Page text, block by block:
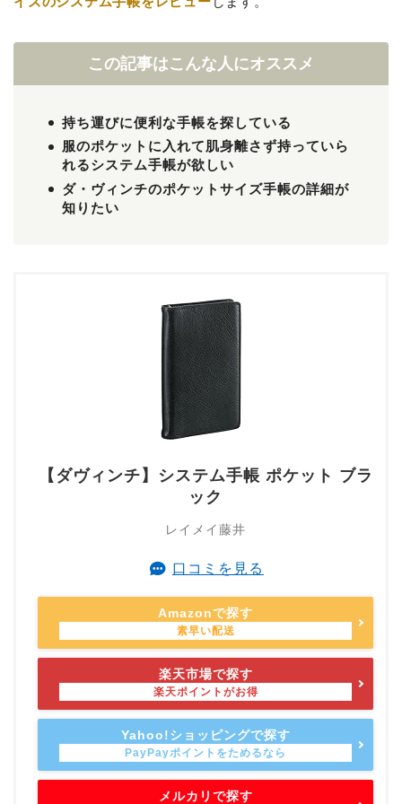
この記事はこんな人にオススメ
持ち運びに便利な手帳を探している
服のポケットに入れて肌身離さず持っていら
れるシステム手帳が欲しい
ダ・ヴィンチのポケットサイズ手帳の詳細が
知りたい
【ダヴィンチ】システム手帳 ポケット ブラ
ック
レイメイ藤井
口コミを見る
Amazonで探す
楽天市場で探す
Yahoo!ショッピングで探す
メルカリで探す